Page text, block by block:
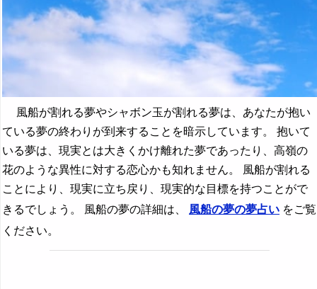
風船が割れる夢やシャボン玉が割れる夢は、あなたが抱い
ている夢の終わりが到来することを暗示しています。 抱いて
いる夢は、現実とは大きくかけ離れた夢であったり、高嶺の
花のような異性に対する恋心かも知れません。 風船が割れる
ことにより、現実に立ち戻り、現実的な目標を持つことがで
きるでしょう。 風船の夢の詳細は、 風船の夢の夢占い をご覧
ください。